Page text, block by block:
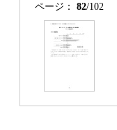
ページ： 82/102